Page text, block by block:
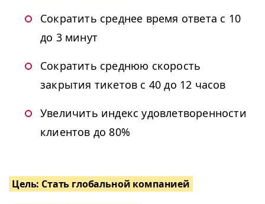
Сократить среднее время ответа с 10
до 3 минут
Сократить среднюю скорость
закрытия тикетов с 40 до 12 часов
Увеличить индекс удовлетворенности
клиентов до 80%
Цель: Стать глобальной компанией